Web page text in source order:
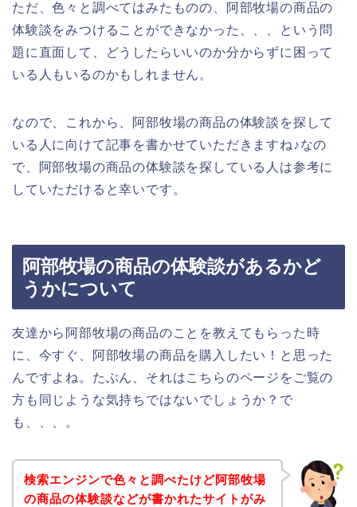
ただ、色々と調べてはみたものの、阿部牧場の商品の
体験談をみつけることができなかった、、、という問
題に直面して、どうしたらいいのか分からずに困って
いる人もいるのかもしれません。
なので、これから、阿部牧場の商品の体験談を探して
いる人に向けて記事を書かせていただきますね♪なの
で、阿部牧場の商品の体験談を探している人は参考に
していただけると幸いです。
阿部牧場の商品の体験談があるかど
うかについて
友達から阿部牧場の商品のことを教えてもらった時
に、今すぐ、阿部牧場の商品を購入したい！と思った
んですよね。たぶん、それはこちらのページをご覧の
方も同じような気持ちではないでしょうか？で
も、、、。
検索エンジンで色々と調べたけど阿部牧場
の商品の体験談などが書かれたサイトがみ